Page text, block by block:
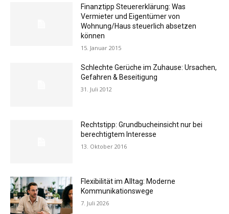
Finanztipp Steuererklärung: Was
Vermieter und Eigentümer von
Wohnung/Haus steuerlich absetzen
können
15. Januar 2015
Schlechte Gerüche im Zuhause: Ursachen,
Gefahren & Beseitigung
31. Juli 2012
Rechtstipp: Grundbucheinsicht nur bei
berechtigtem Interesse
13. Oktober 2016
Flexibilität im Alltag: Moderne
Kommunikationswege
7. Juli 2026